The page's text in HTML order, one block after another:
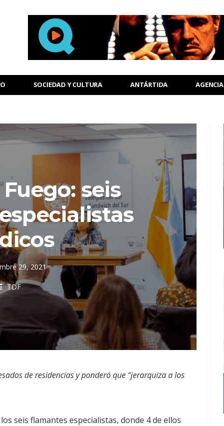
SOCIEDAD Y CULTURA ANTÁRTIDA AGENCIA
seis
29, 2021
TDF
de residencias y ponderó que “jerarquiza a los
seis flamantes especialistas, donde 4 de ellos